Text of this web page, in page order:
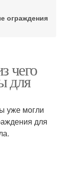
ограждения
чего
для
уже могли
для